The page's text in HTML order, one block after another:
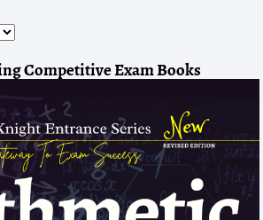
Competitive Exam Books